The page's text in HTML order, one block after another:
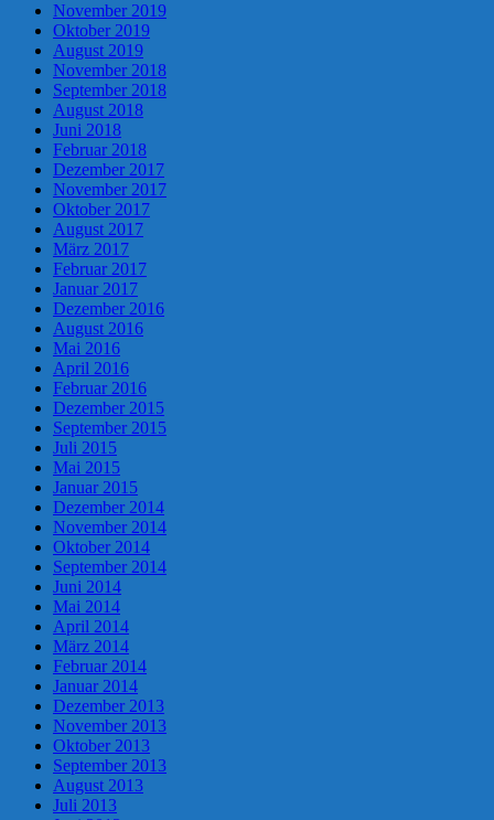
November 2019
Oktober 2019
August 2019
November 2018
September 2018
August 2018
Juni 2018
Februar 2018
Dezember 2017
November 2017
Oktober 2017
August 2017
März 2017
Februar 2017
Januar 2017
Dezember 2016
August 2016
Mai 2016
April 2016
Februar 2016
Dezember 2015
September 2015
Juli 2015
Mai 2015
Januar 2015
Dezember 2014
November 2014
Oktober 2014
September 2014
Juni 2014
Mai 2014
April 2014
März 2014
Februar 2014
Januar 2014
Dezember 2013
November 2013
Oktober 2013
September 2013
August 2013
Juli 2013